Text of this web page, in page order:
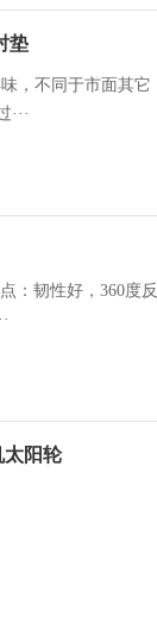
垫
，不同于市面其它
：韧性好，360度反
太阳轮